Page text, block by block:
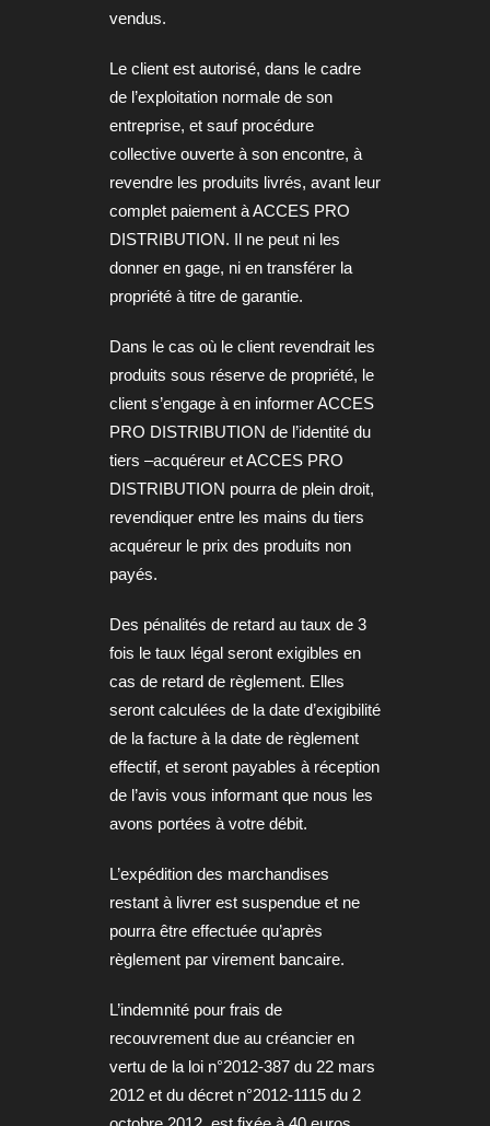
vendus.
Le client est autorisé, dans le cadre
de l’exploitation normale de son
entreprise, et sauf procédure
collective ouverte à son encontre, à
revendre les produits livrés, avant leur
complet paiement à ACCES PRO
DISTRIBUTION. Il ne peut ni les
donner en gage, ni en transférer la
propriété à titre de garantie.
Dans le cas où le client revendrait les
produits sous réserve de propriété, le
client s’engage à en informer ACCES
PRO DISTRIBUTION de l’identité du
tiers –acquéreur et ACCES PRO
DISTRIBUTION pourra de plein droit,
revendiquer entre les mains du tiers
acquéreur le prix des produits non
payés.
Des pénalités de retard au taux de 3
fois le taux légal seront exigibles en
cas de retard de règlement. Elles
seront calculées de la date d’exigibilité
de la facture à la date de règlement
effectif, et seront payables à réception
de l’avis vous informant que nous les
avons portées à votre débit.
L’expédition des marchandises
restant à livrer est suspendue et ne
pourra être effectuée qu’après
règlement par virement bancaire.
L’indemnité pour frais de
recouvrement due au créancier en
vertu de la loi n°2012-387 du 22 mars
2012 et du décret n°2012-1115 du 2